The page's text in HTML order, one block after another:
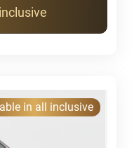
in all inclusive